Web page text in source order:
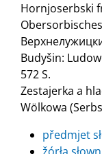
Hornjoserbski
Budyšin:
572 S.
Zestajerka a
Wölkowa
předmjet